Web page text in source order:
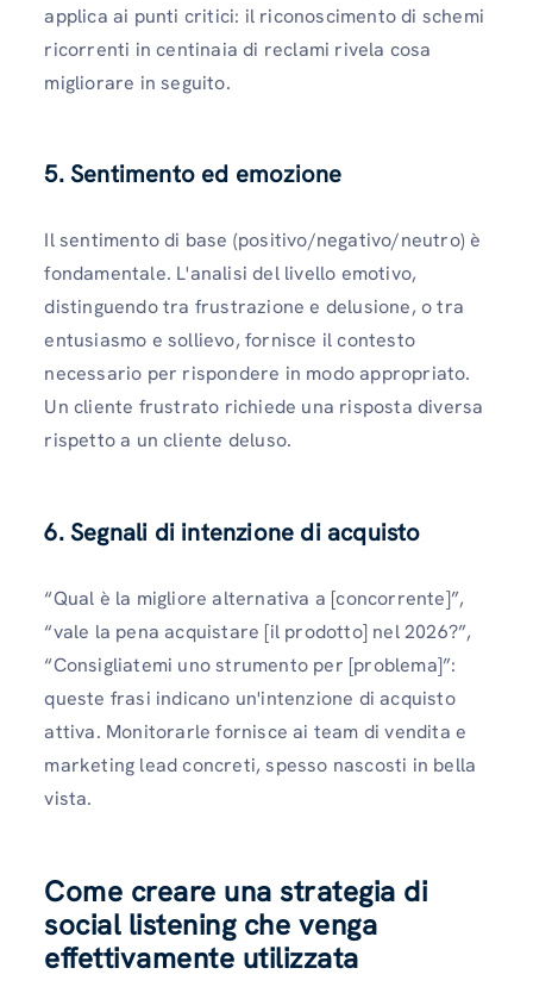
applica ai punti critici: il riconoscimento di schemi
ricorrenti in centinaia di reclami rivela cosa
migliorare in seguito.
5. Sentimento ed emozione
Il sentimento di base (positivo/negativo/neutro) è
fondamentale. L'analisi del livello emotivo,
distinguendo tra frustrazione e delusione, o tra
entusiasmo e sollievo, fornisce il contesto
necessario per rispondere in modo appropriato.
Un cliente frustrato richiede una risposta diversa
rispetto a un cliente deluso.
6. Segnali di intenzione di acquisto
“Qual è la migliore alternativa a [concorrente]”,
“vale la pena acquistare [il prodotto] nel 2026?”,
“Consigliatemi uno strumento per [problema]”:
queste frasi indicano un'intenzione di acquisto
attiva. Monitorarle fornisce ai team di vendita e
marketing lead concreti, spesso nascosti in bella
vista.
Come creare una strategia di
social listening che venga
effettivamente utilizzata